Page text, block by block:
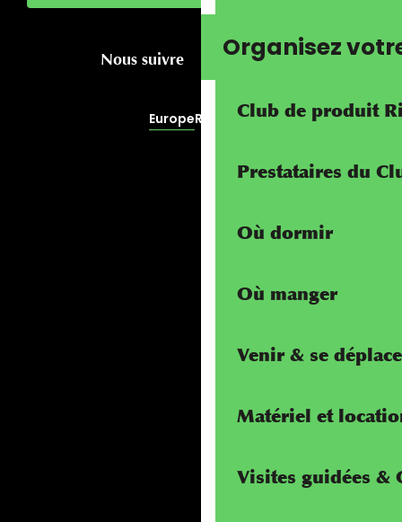
Organisez
Club de produit
Prestataires du
Où dormir
Où manger
Venir & se
Matériel et
Visites guidées &
Nous suivre
EuropeRivierALP